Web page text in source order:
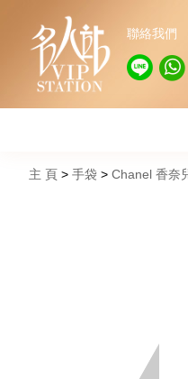
聯絡我們
主 頁 手袋 Chanel 香奈